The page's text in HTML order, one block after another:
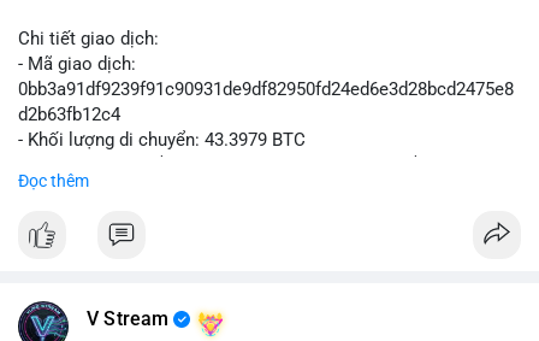
Chi tiết giao dịch:
- Mã giao dịch:
0bb3a91df9239f91c90931de9df82950fd24ed6e3d28bcd2475e8
d2b63fb12c4
- Khối lượng di chuyển: 43.3979 BTC
USD)
- Thời gian: 04:18
số đủ lớn để tạo áp lực thanh khoản tức thời. Hành vi này có
Đọc thêm
V Stream